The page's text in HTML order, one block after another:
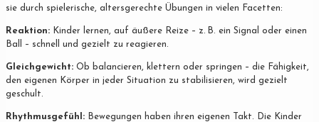
sie durch spielerische, altersgerechte Übungen in vielen Facetten:
Reaktion: Kinder lernen, auf äußere Reize – z. B. ein Signal oder einen
Ball – schnell und gezielt zu reagieren.
Gleichgewicht: Ob balancieren, klettern oder springen – die Fähigkeit,
den eigenen Körper in jeder Situation zu stabilisieren, wird gezielt
geschult.
Rhythmusgefühl: Bewegungen haben ihren eigenen Takt. Die Kinder